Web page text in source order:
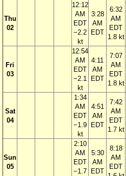
Thu
02
12:12
AM
EDT
−2.2
kt
3:28
AM
EDT
6:32
AM
EDT
1.8 kt
Fri
03
12:54
AM
EDT
−2.1
kt
4:11
AM
EDT
7:07
AM
EDT
1.8 kt
Sat
04
1:34
AM
EDT
−1.9
kt
4:51
AM
EDT
7:42
AM
EDT
1.7 kt
Sun
05
2:10
AM
EDT
−1.7
5:30
AM
EDT
8:18
AM
EDT